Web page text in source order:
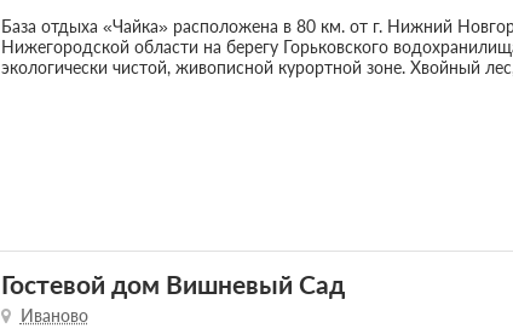
База отдыха «Чайка» расположена в 80 км. от г. Нижний
Нижегородской области на берегу Горьковского
экологически чистой, живописной курортной зоне. Хвойный
Гостевой дом Вишневый Сад
Иваново